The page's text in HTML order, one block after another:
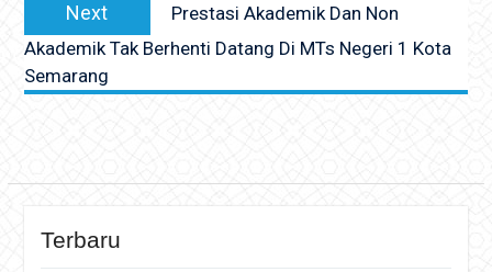
Next
post:
Prestasi Akademik Dan Non
Akademik Tak Berhenti Datang Di MTs Negeri 1 Kota
Semarang
Terbaru